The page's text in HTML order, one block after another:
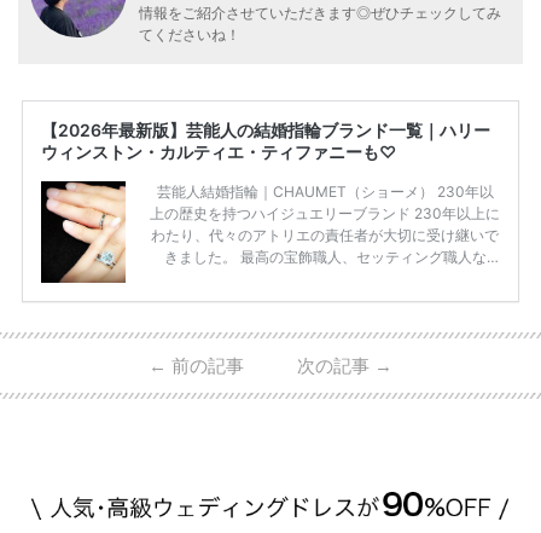
情報をご紹介させていただきます◎ぜひチェックしてみ
てくださいね！
【2026年最新版】芸能人の結婚指輪ブランド一覧｜ハリー
ウィンストン・カルティエ・ティファニーも♡
芸能人結婚指輪｜CHAUMET（ショーメ） 230年以
上の歴史を持つハイジュエリーブランド 230年以上に
わたり、代々のアトリエの責任者が大切に受け継いで
きました。 最高の宝飾職人、セッティング職人な
高品質の宝石を扱っています。 至高のデザインと品
ん・魔裟斗さんの婚約指輪 魔裟斗さんが矢沢さんに
贈られた指輪は1カラットのものです。 ショーメの価
← 前の記事 次の記事 →